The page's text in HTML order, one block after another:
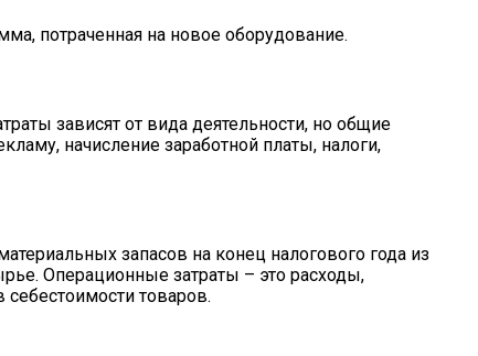
потраченная на новое оборудование.
зависят от вида деятельности, но общие
начисление заработной платы, налоги,
запасов на конец налогового года из
Операционные затраты – это расходы,
товаров.